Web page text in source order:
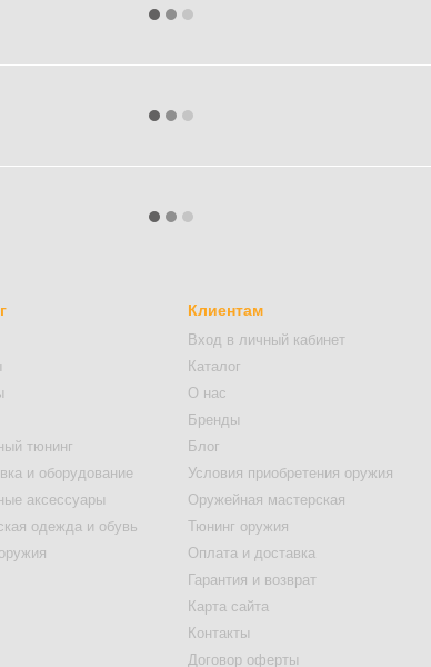
тюнинг
и оборудование
аксессуары
одежда и обувь
Клиентам
Вход в личный кабинет
Каталог
О нас
Бренды
Блог
Условия приобретения оружия
Оружейная мастерская
Тюнинг оружия
Оплата и доставка
Гарантия и возврат
Карта сайта
Контакты
Договор оферты